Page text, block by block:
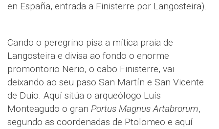
en España, entrada a Finisterre por Langosteira).
Cando o peregrino pisa a mítica praia de
Langosteira e divisa ao fondo o enorme
promontorio Nerio, o cabo Finisterre, vai
deixando ao seu paso San Martín e San Vicente
de Duio. Aquí sitúa o arqueólogo Luís
Monteagudo o gran Portus Magnus Artabrorum,
segundo as coordenadas de Ptolomeo e aquí